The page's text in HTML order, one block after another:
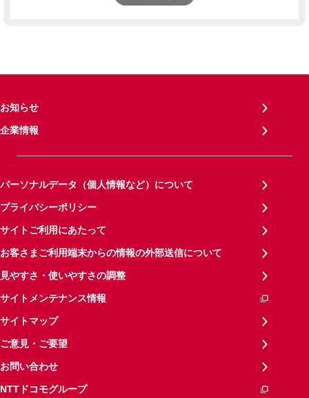
お知らせ
企業情報
パーソナルデータ（個人情報など）について
プライバシーポリシー
サイトご利用にあたって
お客さまご利用端末からの情報の外部送信について
見やすさ・使いやすさの調整
サイトメンテナンス情報
サイトマップ
ご意見・ご要望
お問い合わせ
NTTドコモグループ